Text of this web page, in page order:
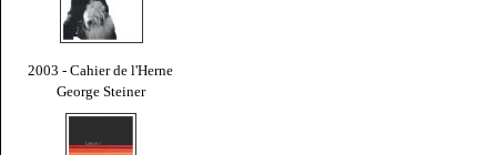
2003 - Cahier de l'Herne
George Steiner